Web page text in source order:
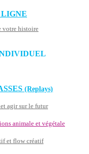
votre histoire
(Replays)
agir sur le futur
animale et végétale
et flow créatif